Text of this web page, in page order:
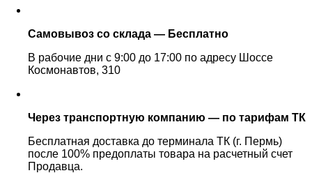
Самовывоз со склада — Бесплатно
В рабочие дни с 9:00 до 17:00 по адресу Шоссе
Космонавтов, 310
Через транспортную компанию — по тарифам ТК
Бесплатная доставка до терминала ТК (г. Пермь)
после 100% предоплаты товара на расчетный счет
Продавца.